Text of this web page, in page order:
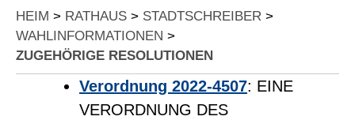
HEIM > RATHAUS > STADTSCHREIBER >
WAHLINFORMATIONEN >
ZUGEHÖRIGE RESOLUTIONEN
Verordnung 2022-4507: EINE
VERORDNUNG DES